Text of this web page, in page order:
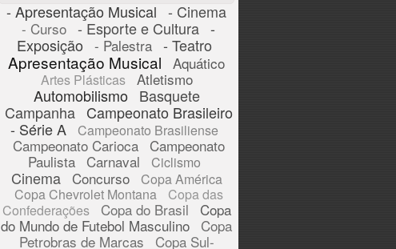
- Apresentação Musical - Cinema
- Curso - Esporte e Cultura -
Exposição - Palestra - Teatro
Apresentação Musical Aquático
Artes Plásticas Atletismo
Automobilismo
Basquete
Campanha Campeonato Brasileiro
- Série A
Campeonato Brasiliense
Campeonato Carioca
Campeonato
Paulista Carnaval Ciclismo
Cinema Concurso
Copa América
Copa Chevrolet Montana
Copa das
Confederações
Copa do Brasil Copa
do Mundo de Futebol Masculino Copa
Petrobras de Marcas
Copa Sul-